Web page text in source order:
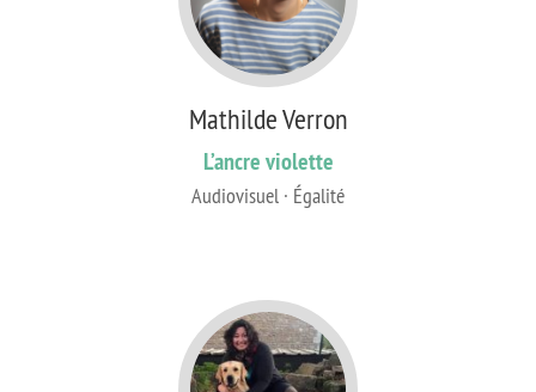
Mathilde Verron
L’ancre violette
Audiovisuel · Égalité